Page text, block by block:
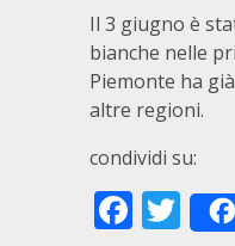
Il 3 giugno è
bianche nelle
Piemonte ha
altre regioni.
condividi su: